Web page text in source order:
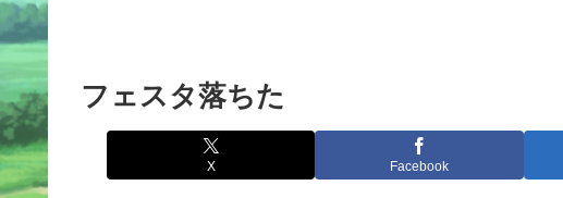
フェスタ落ちた
X Facebook